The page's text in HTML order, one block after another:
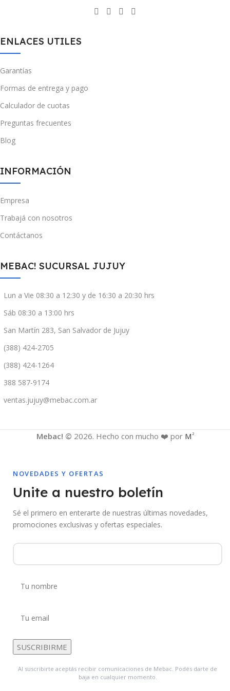
ENLACES UTILES
Garantías
Formas de entrega y pago
Calculador de cuotas
Preguntas frecuentes
Blog
INFORMACIÓN
Empresa
Trabajá con nosotros
Contáctanos
MEBAC! SUCURSAL JUJUY
Lun a Vie 08:30 a 12:30 y de 16:30 a 20:30 hrs
Sáb 08:30 a 13:00 hrs
San Martín 283, San Salvador de Jujuy
(388) 424-2705
(388) 424-1264
388 587-9174
ventas.jujuy@mebac.com.ar
Mebac! © 2026. Hecho con mucho ❤️ por M 2
NOVEDADES Y OFERTAS
Unite a nuestro boletín
Sé el primero en enterarte de nuestras últimas novedades,
promociones exclusivas y ofertas especiales.
Al suscribirte aceptás recibir comunicaciones de Mebac. Podés darte de
baja en cualquier momento.